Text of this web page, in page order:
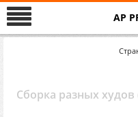
AP
Сборка разных худов